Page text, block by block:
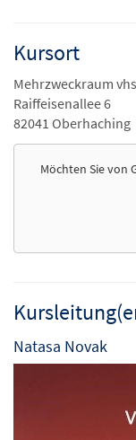
Kursort
Mehrzweckraum
Raiffeisenallee 6
82041 Oberhaching
Möchten Sie von
Natasa Novak